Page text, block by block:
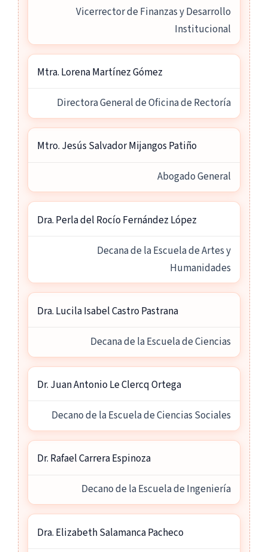
Vicerrector de Finanzas y Desarrollo
Institucional
Mtra. Lorena Martínez Gómez
Directora General de Oficina de Rectoría
Mtro. Jesús Salvador Mijangos Patiño
Abogado General
Dra. Perla del Rocío Fernández López
Decana de la Escuela de Artes y
Humanidades
Dra. Lucila Isabel Castro Pastrana
Decana de la Escuela de Ciencias
Dr. Juan Antonio Le Clercq Ortega
Decano de la Escuela de Ciencias Sociales
Dr. Rafael Carrera Espinoza
Decano de la Escuela de Ingeniería
Dra. Elizabeth Salamanca Pacheco